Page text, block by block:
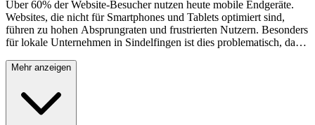
Über 60% der Website-Besucher nutzen heute mobile Endgeräte.
Websites, die nicht für Smartphones und Tablets optimiert sind,
führen zu hohen Absprungraten und frustrierten Nutzern. Besonders
für lokale Unternehmen in Sindelfingen ist dies problematisch, da
Eine nicht responsive Website kostet Sie täglich potenzielle
Suchergebnissen, wodurch Ihre Sichtbarkeit zusätzlich leidet.
Responsive Webdesign ist heute kein Luxus mehr, sondern absolute
Notwendigkeit.
Mehr anzeigen